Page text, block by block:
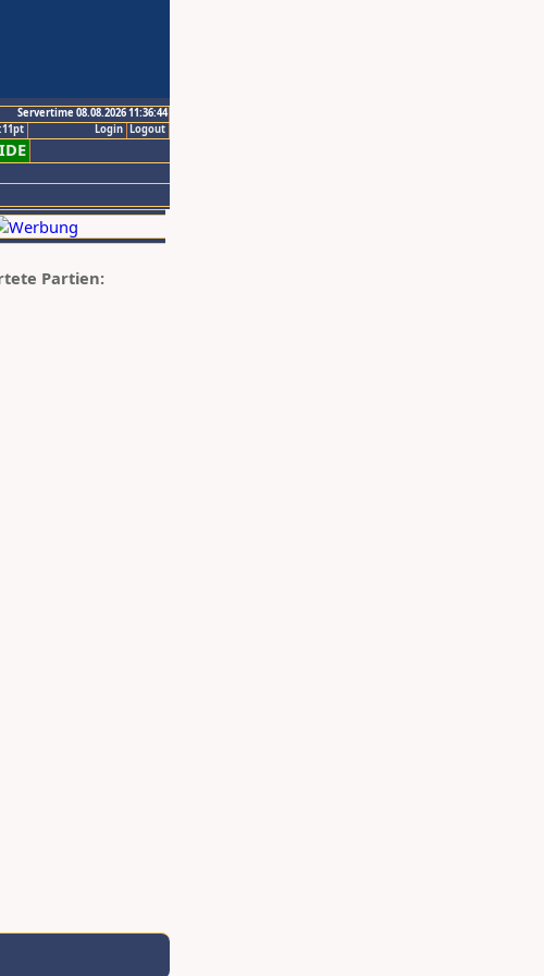
Servertime 08.08.2026 11:36:44
Logout
Login
Partien: